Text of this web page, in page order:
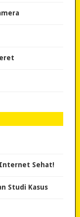
Sehat!
Studi Kasus